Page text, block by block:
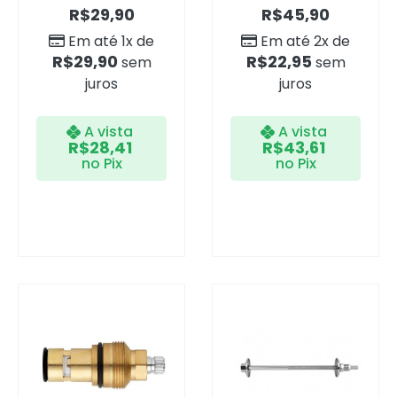
R$29,90
Em até 1x de
R$29,90 sem
juros
A vista
R$28,41
no Pix
R$45,90
Em até 2x de
R$22,95 sem
juros
A vista
R$43,61
no Pix